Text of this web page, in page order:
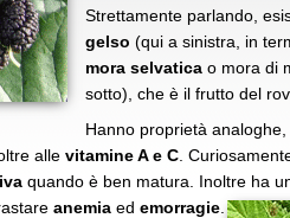
Strettamente parlando,
gelso (qui a sinistra, in
mora selvatica o mora di
sotto), che è il frutto del
Hanno proprietà
oltre alle vitamine A e C .
quando è ben matura. Inoltre ha
anemia ed emorragie